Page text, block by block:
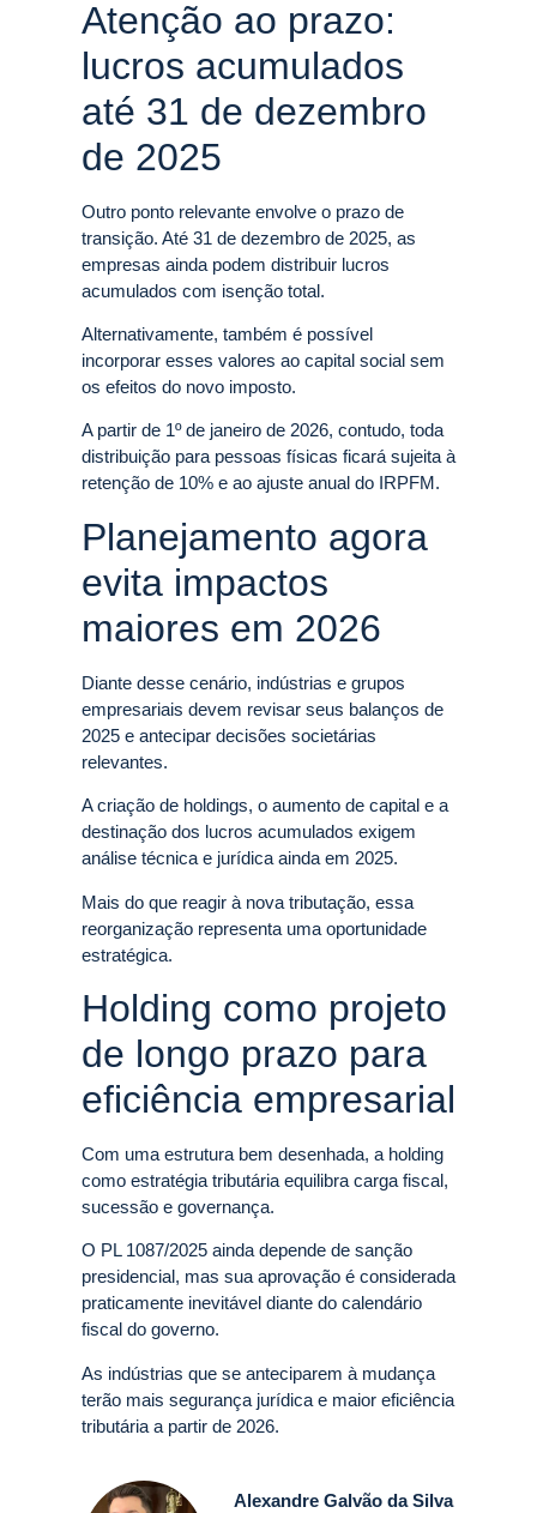
Atenção ao prazo:
lucros acumulados
até 31 de dezembro
de 2025
Outro ponto relevante envolve o prazo de
transição. Até 31 de dezembro de 2025, as
empresas ainda podem distribuir lucros
acumulados com isenção total.
Alternativamente, também é possível
incorporar esses valores ao capital social sem
os efeitos do novo imposto.
A partir de 1º de janeiro de 2026, contudo, toda
distribuição para pessoas físicas ficará sujeita à
retenção de 10% e ao ajuste anual do IRPFM.
Planejamento agora
evita impactos
maiores em 2026
Diante desse cenário, indústrias e grupos
empresariais devem revisar seus balanços de
2025 e antecipar decisões societárias
relevantes.
A criação de holdings, o aumento de capital e a
destinação dos lucros acumulados exigem
análise técnica e jurídica ainda em 2025.
Mais do que reagir à nova tributação, essa
reorganização representa uma oportunidade
estratégica.
Holding como projeto
de longo prazo para
eficiência empresarial
Com uma estrutura bem desenhada, a holding
como estratégia tributária equilibra carga fiscal,
sucessão e governança.
O PL 1087/2025 ainda depende de sanção
presidencial, mas sua aprovação é considerada
praticamente inevitável diante do calendário
fiscal do governo.
As indústrias que se anteciparem à mudança
terão mais segurança jurídica e maior eficiência
tributária a partir de 2026.
Alexandre Galvão da Silva